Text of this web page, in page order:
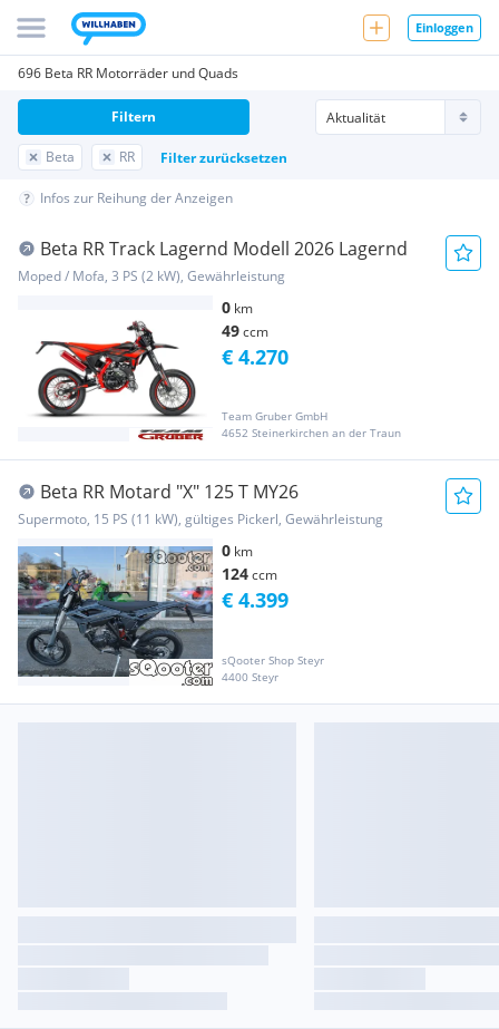
Einloggen
696 Beta RR Motorräder und Quads
Beta RR Filter zurücksetzen
Filtern
Infos zur Reihung der Anzeigen
Beta RR Track Lagernd Modell 2026 Lagernd
Moped / Mofa, 3 PS (2 kW), Gewährleistung
0 km
49ccm
Team Gruber GmbH
4652 Steinerkirchen an der Traun
€ 4.270
Beta RR Motard "X" 125 T MY26
Supermoto, 15 PS (11 kW), gültiges Pickerl, Gewährleistung
0 km
124ccm
sQooter Shop Steyr
4400 Steyr
€ 4.399